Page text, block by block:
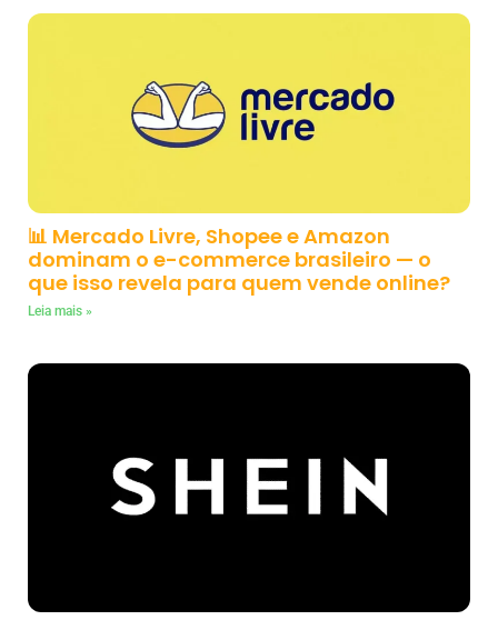
📊 Mercado Livre, Shopee e Amazon
dominam o e-commerce brasileiro — o
que isso revela para quem vende online?
Leia mais »